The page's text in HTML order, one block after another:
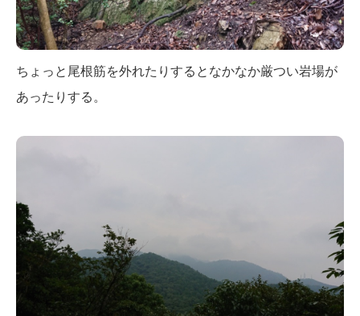
ちょっと尾根筋を外れたりするとなかなか厳つい岩場が
あったりする。